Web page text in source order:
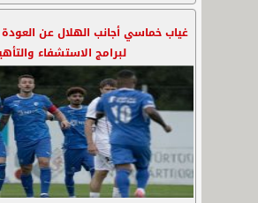
غياب خماسي أجانب الهلال عن
لبرامج الاستشفاء